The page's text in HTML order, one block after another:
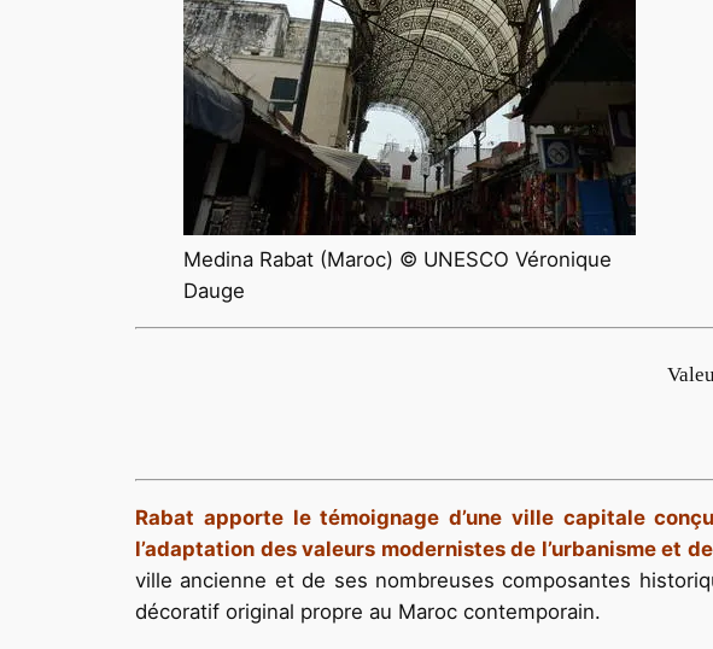
Medina Rabat (Maroc) © UNESCO Véronique
Dauge
Rabat apporte le témoignage d’une ville capitale
l’adaptation des valeurs modernistes de l’urbanisme et
ville ancienne et de ses nombreuses composantes
décoratif original propre au Maroc contemporain.